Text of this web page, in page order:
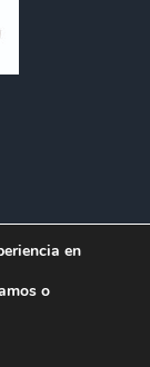
de Cookies
en
o